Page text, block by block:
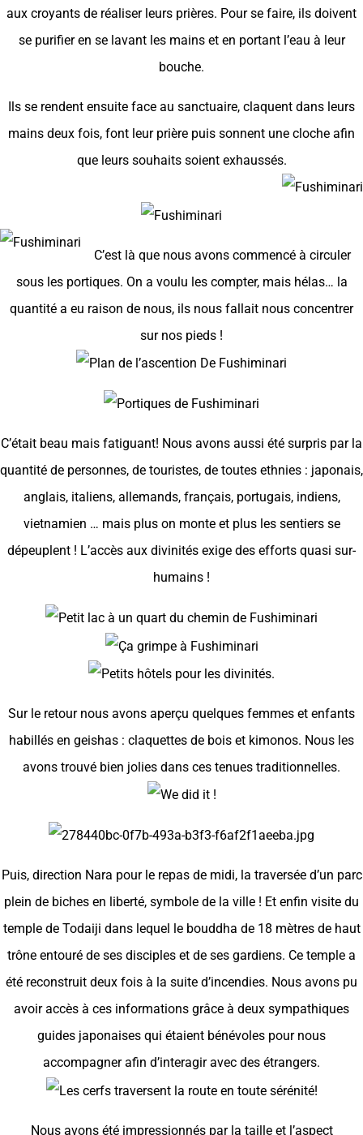
aux croyants de réaliser leurs prières. Pour se faire, ils doivent
se purifier en se lavant les mains et en portant l’eau à leur
bouche.
Ils se rendent ensuite face au sanctuaire, claquent dans leurs
mains deux fois, font leur prière puis sonnent une cloche afin
que leurs souhaits soient exhaussés.
C’est là que nous avons commencé à circuler
sous les portiques. On a voulu les compter, mais hélas… la
quantité a eu raison de nous, ils nous fallait nous concentrer
sur nos pieds !
C’était beau mais fatiguant! Nous avons aussi été surpris par la
quantité de personnes, de touristes, de toutes ethnies : japonais,
anglais, italiens, allemands, français, portugais, indiens,
vietnamien … mais plus on monte et plus les sentiers se
dépeuplent ! L’accès aux divinités exige des efforts quasi sur-
humains !
Sur le retour nous avons aperçu quelques femmes et enfants
habillés en geishas : claquettes de bois et kimonos. Nous les
avons trouvé bien jolies dans ces tenues traditionnelles.
Puis, direction Nara pour le repas de midi, la traversée d’un parc
plein de biches en liberté, symbole de la ville ! Et enfin visite du
temple de Todaiji dans lequel le bouddha de 18 mètres de haut
trône entouré de ses disciples et de ses gardiens. Ce temple a
été reconstruit deux fois à la suite d’incendies. Nous avons pu
avoir accès à ces informations grâce à deux sympathiques
guides japonaises qui étaient bénévoles pour nous
accompagner afin d’interagir avec des étrangers.
Nous avons été impressionnés par la taille et l’aspect